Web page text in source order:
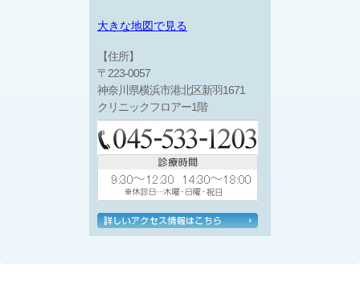
大きな地図で見る
【住所】
〒223-0057
神奈川県横浜市港北区新羽1671
クリニックフロアー1階